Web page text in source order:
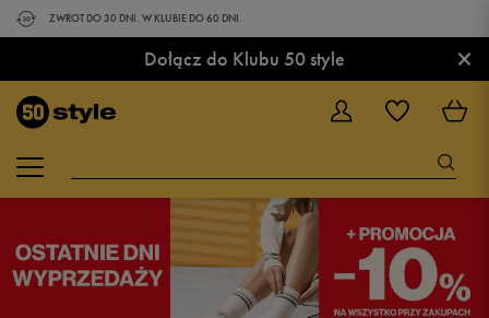
ZWROT DO 30 DNI. W KLUBIE DO 60 DNI.
Dołącz do Klubu 50 style ×